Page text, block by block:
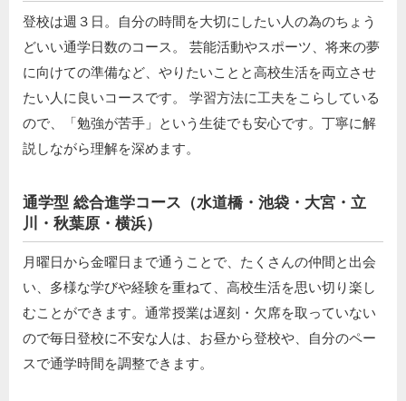
登校は週３日。自分の時間を大切にしたい人の為のちょう
どいい通学日数のコース。 芸能活動やスポーツ、将来の夢
に向けての準備など、やりたいことと高校生活を両立させ
たい人に良いコースです。 学習方法に工夫をこらしている
ので、「勉強が苦手」という生徒でも安心です。丁寧に解
説しながら理解を深めます。
通学型 総合進学コース（水道橋・池袋・大宮・立
川・秋葉原・横浜）
月曜日から金曜日まで通うことで、たくさんの仲間と出会
い、多様な学びや経験を重ねて、高校生活を思い切り楽し
むことができます。通常授業は遅刻・欠席を取っていない
ので毎日登校に不安な人は、お昼から登校や、自分のペー
スで通学時間を調整できます。